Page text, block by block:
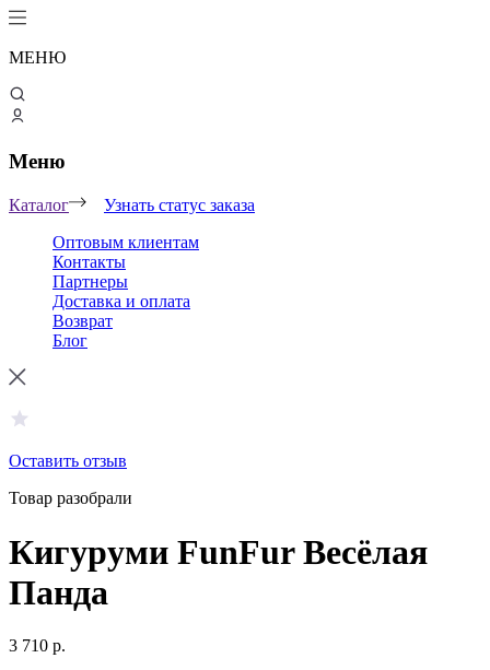
МЕНЮ
Меню
Каталог
Узнать статус заказа
Оптовым клиентам
Контакты
Партнеры
Доставка и оплата
Возврат
Блог
Оставить отзыв
Товар разобрали
Кигуруми FunFur Весёлая
Панда
3 710 р.